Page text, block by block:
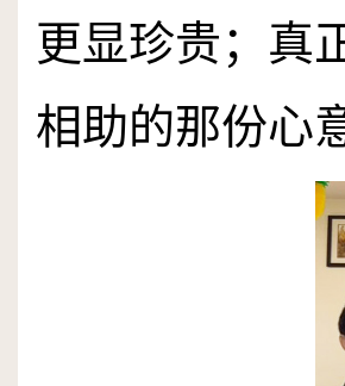
更显珍贵；真
相助的那份心